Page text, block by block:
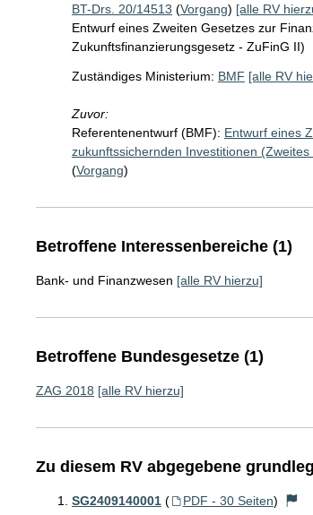
BT-Drs. 20/14513 (Vorgang) [alle RV
Entwurf eines Zweiten Gesetzes zur
Zukunftsfinanzierungsgesetz - ZuFinG II)
Zuständiges Ministerium: BMF [alle RV
Zuvor:
Referentenentwurf (BMF): Entwurf eines
zukunftssichernden Investitionen
(Vorgang)
Betroffene Interessenbereiche (1)
Bank- und Finanzwesen [alle RV hierzu]
Betroffene Bundesgesetze (1)
ZAG 2018 [alle RV hierzu]
Zu diesem RV abgegebene
SG2409140001 ( PDF - 30 Seiten)